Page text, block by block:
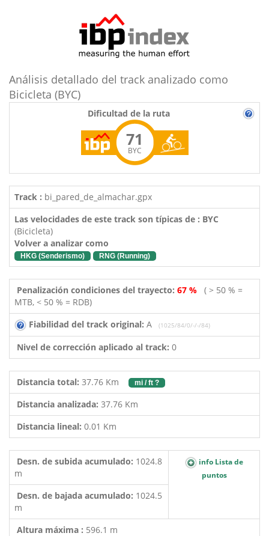
Análisis detallado del track analizado como
Bicicleta (BYC)
Dificultad de la ruta
71
BYC
Track : bi_pared_de_almachar.gpx
Las velocidades de este track son típicas de : BYC
(Bicicleta)
Volver a analizar como
HKG (Senderismo) RNG (Running)
Penalización condiciones del trayecto: 67 % ( > 50 % =
MTB, < 50 % = RDB)
Fiabilidad del track original: A (1025/84/0/-/-/84)
Nivel de corrección aplicado al track: 0
Distancia total: 37.76 Km mi / ft ?
Distancia analizada: 37.76 Km
Distancia lineal: 0.01 Km
Desn. de subida acumulado: 1024.8
m
info Lista de
puntos
Desn. de bajada acumulado: 1024.5
m
Altura máxima : 596.1 m